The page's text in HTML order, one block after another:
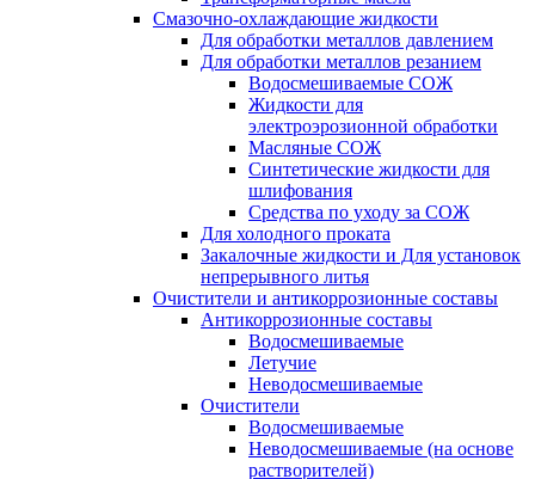
Смазочно-охлаждающие жидкости
Для обработки металлов давлением
Для обработки металлов резанием
Водосмешиваемые СОЖ
Жидкости для
электроэрозионной обработки
Масляные СОЖ
Синтетические жидкости для
шлифования
Средства по уходу за СОЖ
Для холодного проката
Закалочные жидкости и Для установок
непрерывного литья
Очистители и антикоррозионные составы
Антикоррозионные составы
Водосмешиваемые
Летучие
Неводосмешиваемые
Очистители
Водосмешиваемые
Неводосмешиваемые (на основе
растворителей)